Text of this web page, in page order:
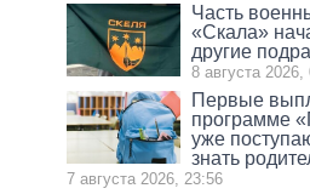
Часть
«Скала»
другие
8 августа 2026,
Первые
программе
уже
знать
7 августа 2026, 23:56